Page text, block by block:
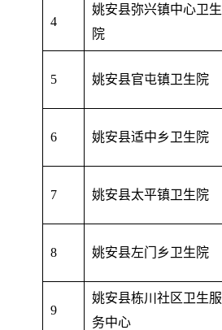
4
姚安县弥兴镇中心卫生
院
5 姚安县官屯镇卫生院
6 姚安县适中乡卫生院
7 姚安县太平镇卫生院
8 姚安县左门乡卫生院
9
姚安县栋川社区卫生服
务中心